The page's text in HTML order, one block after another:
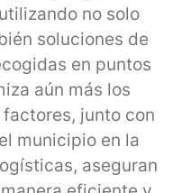
no solo
soluciones de
en puntos
aún más los
junto con
municipio en la
aseguran